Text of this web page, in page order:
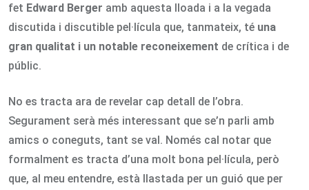
fet Edward Berger amb aquesta lloada i a la vegada
discutida i discutible pel·lícula que, tanmateix, té una
gran qualitat i un notable reconeixement de crítica i de
públic.
No es tracta ara de revelar cap detall de l’obra.
Segurament serà més interessant que se’n parli amb
amics o coneguts, tant se val. Només cal notar que
formalment es tracta d’una molt bona pel·lícula, però
que, al meu entendre, està llastada per un guió que per